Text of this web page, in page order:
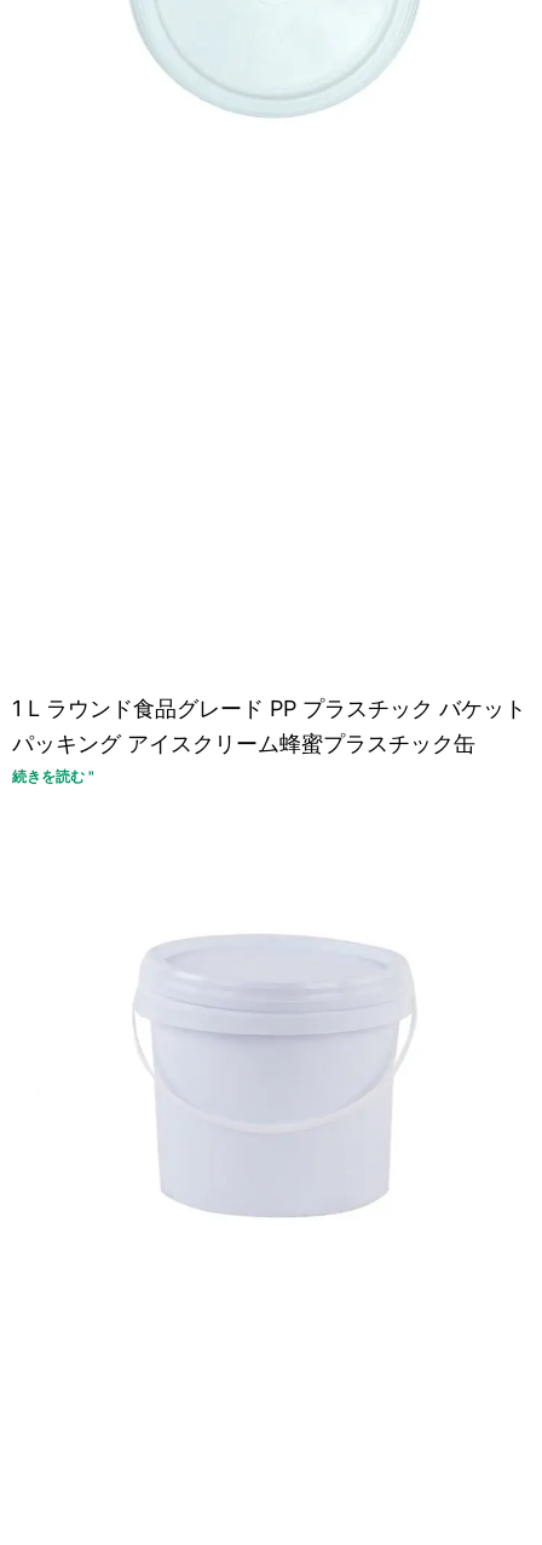
1 L ラウンド食品グレード PP プラスチック バケット
パッキング アイスクリーム蜂蜜プラスチック缶
続きを読む "